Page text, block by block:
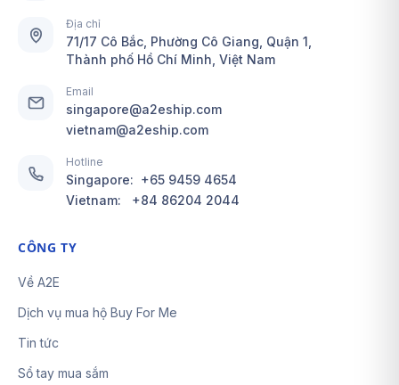
Địa chỉ
71/17 Cô Bắc, Phường Cô Giang, Quận 1,
Thành phố Hồ Chí Minh, Việt Nam
Email
singapore@a2eship.com
vietnam@a2eship.com
Hotline
Singapore: +65 9459 4654
Vietnam: +84 86204 2044
CÔNG TY
Về A2E
Dịch vụ mua hộ Buy For Me
Tin tức
Sổ tay mua sắm